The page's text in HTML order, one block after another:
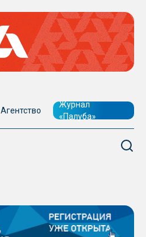
Агентство
Журнал
«Палуба»